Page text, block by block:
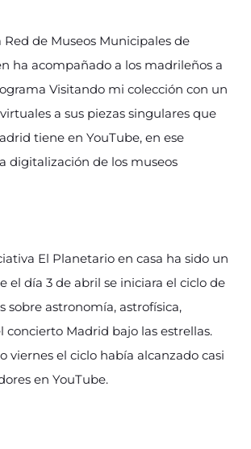
Red de Museos Municipales de
ha acompañado a los madrileños a
Visitando mi colección con un
a sus piezas singulares que
tiene en YouTube, en ese
digitalización de los museos
El Planetario en casa ha sido un
el día 3 de abril se iniciara el ciclo de
sobre astronomía, astrofísica,
concierto Madrid bajo las estrellas.
viernes el ciclo había alcanzado casi
en YouTube.